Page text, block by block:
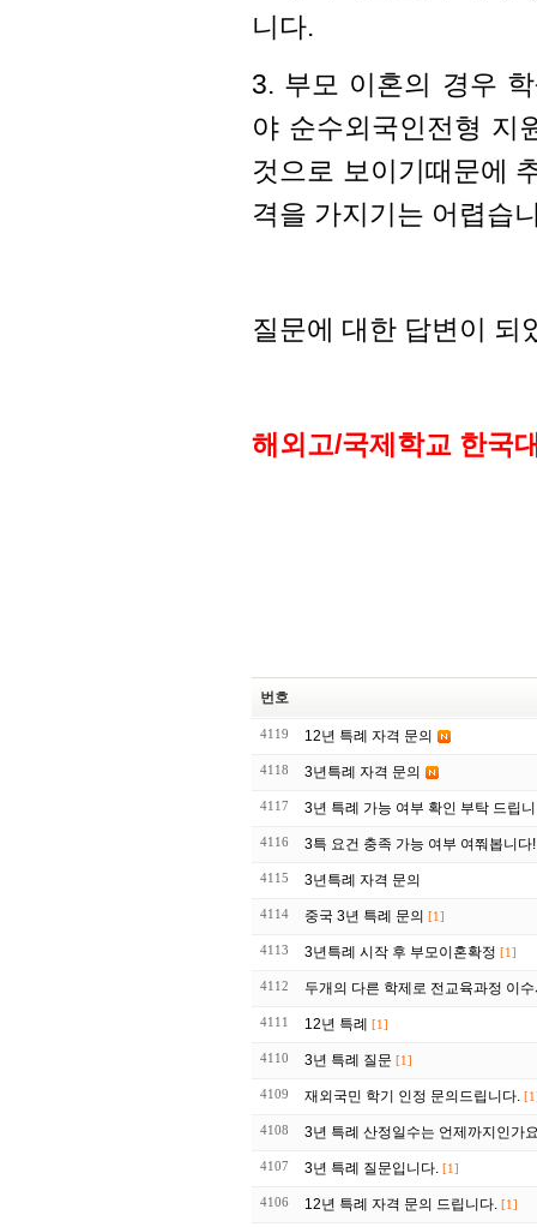
니다.
3. 부모 이혼의 경우
야 순수외국인전형 지
것으로 보이기때문에
격을 가지기는 어렵습
질문에 대한 답변이 되
해외고/국제학교 한국
번호
4119 12년 특례 자격 문의
4118 3년특례 자격 문의
4117 3년 특례 가능 여부 확인 부탁 드립
4116 3특 요건 충족 가능 여부 여쭤봅니다!
4115 3년특례 자격 문의
4114 중국 3년 특례 문의 [1]
4113 3년특례 시작 후 부모이혼확정 [1]
4112 두개의 다른 학제로 전교육과정 이
4111 12년 특례 [1]
4110 3년 특례 질문 [1]
4109 재외국민 학기 인정 문의드립니다.
4108 3년 특례 산정일수는 언제까지인가
4107 3년 특례 질문입니다. [1]
4106 12년 특례 자격 문의 드립니다. [1]